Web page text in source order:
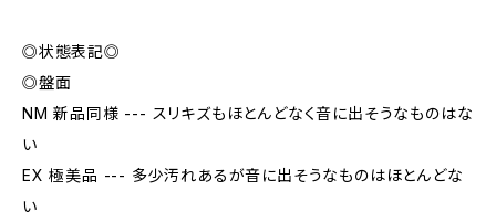
◎状態表記◎
◎盤面
NM 新品同様 --- スリキズもほとんどなく音に出そうなものはな
い
EX 極美品 --- 多少汚れあるが音に出そうなものはほとんどな
い